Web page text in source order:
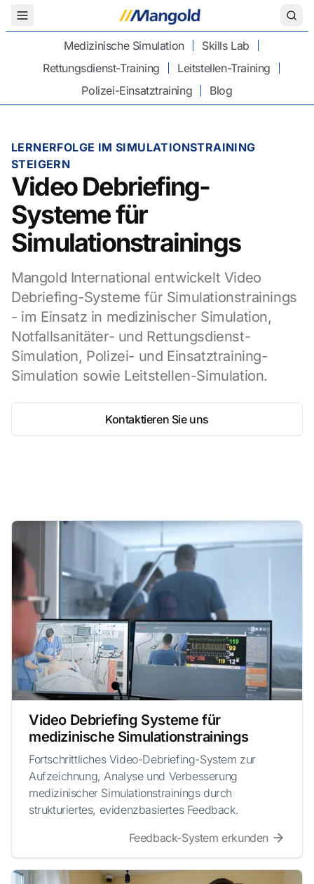
Toggle Menu
Medizinische Simulation
Skills Lab
Rettungsdienst-Training
Leitstellen-Training
Polizei-Einsatztraining
Blog
LERNERFOLGE IM SIMULATIONSTRAINING
STEIGERN
Video Debriefing-
Systeme für
Simulationstrainings
Mangold International entwickelt Video
Debriefing-Systeme für Simulationstrainings
- im Einsatz in medizinischer Simulation,
Notfallsanitäter- und Rettungsdienst-
Simulation, Polizei- und Einsatztraining-
Simulation sowie Leitstellen-Simulation.
Kontaktieren Sie uns
Video Debriefing Systeme für
medizinische Simulationstrainings
Fortschrittliches Video-Debriefing-System zur
Aufzeichnung, Analyse und Verbesserung
medizinischer Simulationstrainings durch
strukturiertes, evidenzbasiertes Feedback.
Feedback-System erkunden